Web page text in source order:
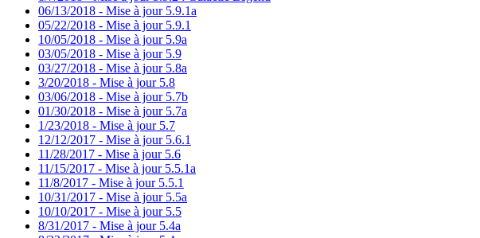
06/13/2018 - Mise à jour 5.9.1a
05/22/2018 - Mise à jour 5.9.1
10/05/2018 - Mise à jour 5.9a
03/05/2018 - Mise à jour 5.9
03/27/2018 - Mise à jour 5.8a
3/20/2018 - Mise à jour 5.8
03/06/2018 - Mise à jour 5.7b
01/30/2018 - Mise à jour 5.7a
1/23/2018 - Mise à jour 5.7
12/12/2017 - Mise à jour 5.6.1
11/28/2017 - Mise à jour 5.6
11/15/2017 - Mise à jour 5.5.1a
11/8/2017 - Mise à jour 5.5.1
10/31/2017 - Mise à jour 5.5a
10/10/2017 - Mise à jour 5.5
8/31/2017 - Mise à jour 5.4a